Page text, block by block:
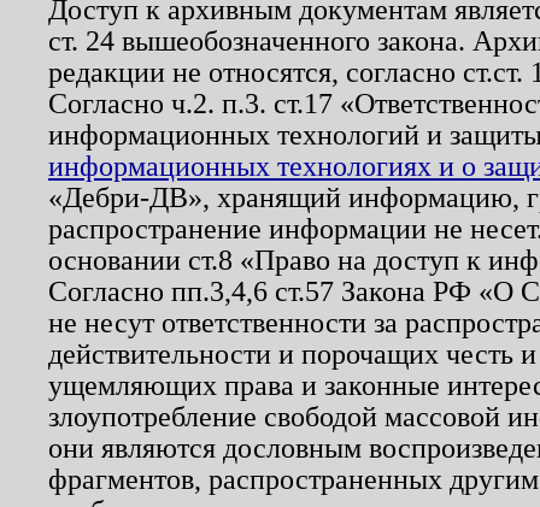
Доступ к архивным документам
ст. 24 вышеобозначенного закона.
редакции не относятся, согласно
Согласно ч.2. п.3. ст.17
информационных технологий и
информационных технологиях и о
«Дебри-ДВ», хранящий информацию,
распространение информации не
основании ст.8 «Право на доступ к
Согласно пп.3,4,6 ст.57 Закона РФ «О
не несут ответственности за
действительности и порочащих честь
ущемляющих права и законные
злоупотребление свободой массовой
они являются дословным
фрагментов, распространенных